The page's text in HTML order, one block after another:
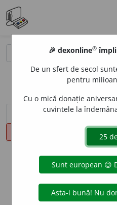
sinteza definițiilor (1)
info
Aceste definiții
echipa
originale se
Puteți
🎉 dexonline®
De un sfert de secol
pentru
Cu o mică donație
cuvintele la